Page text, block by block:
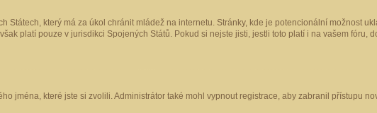
Státech, který má za úkol chránit mládež na internetu. Stránky, kde je potencionální možnost
platí pouze v jurisdikci Spojených Států. Pokud si nejste jisti, jestli toto platí i na vašem fóru,
jména, které jste si zvolili. Administrátor také mohl vypnout registrace, aby zabranil přístupu